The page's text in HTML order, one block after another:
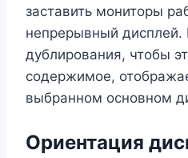
заставить мониторы
непрерывный
дублирования, чтобы
содержимое,
выбранном основном
Ориентация